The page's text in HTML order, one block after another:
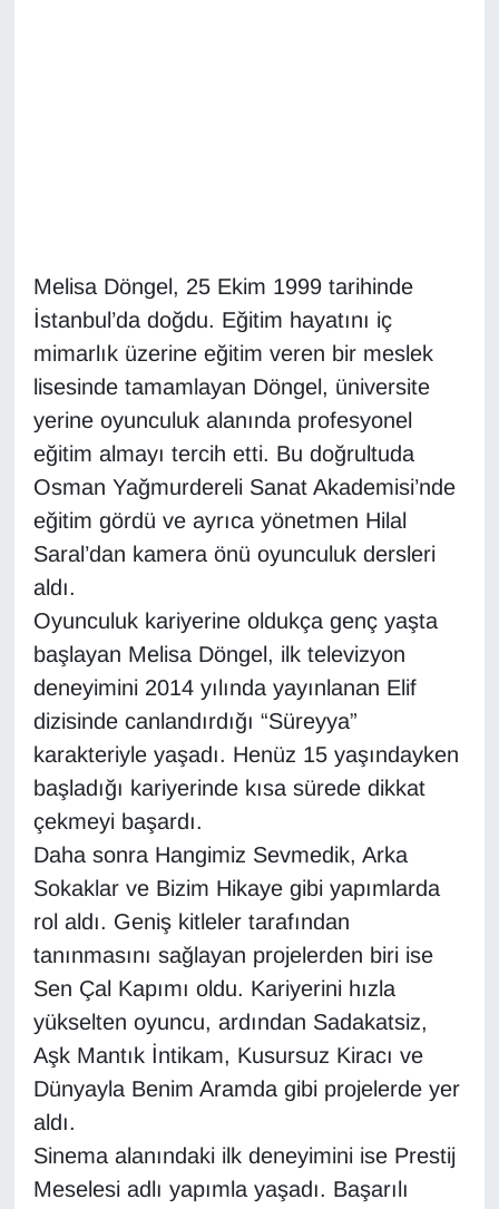
Melisa Döngel, 25 Ekim 1999 tarihinde
İstanbul’da doğdu. Eğitim hayatını iç
mimarlık üzerine eğitim veren bir meslek
lisesinde tamamlayan Döngel, üniversite
yerine oyunculuk alanında profesyonel
eğitim almayı tercih etti. Bu doğrultuda
Osman Yağmurdereli Sanat Akademisi’nde
eğitim gördü ve ayrıca yönetmen Hilal
Saral’dan kamera önü oyunculuk dersleri
aldı.
Oyunculuk kariyerine oldukça genç yaşta
başlayan Melisa Döngel, ilk televizyon
deneyimini 2014 yılında yayınlanan Elif
dizisinde canlandırdığı “Süreyya”
karakteriyle yaşadı. Henüz 15 yaşındayken
başladığı kariyerinde kısa sürede dikkat
çekmeyi başardı.
Daha sonra Hangimiz Sevmedik, Arka
Sokaklar ve Bizim Hikaye gibi yapımlarda
rol aldı. Geniş kitleler tarafından
tanınmasını sağlayan projelerden biri ise
Sen Çal Kapımı oldu. Kariyerini hızla
yükselten oyuncu, ardından Sadakatsiz,
Aşk Mantık İntikam, Kusursuz Kiracı ve
Dünyayla Benim Aramda gibi projelerde yer
aldı.
Sinema alanındaki ilk deneyimini ise Prestij
Meselesi adlı yapımla yaşadı. Başarılı
Emlak
En çok konuşulanlar
GENEL
Güncel
Gündem
Haber
HABERDE İNSAN
İngilizce
Kadın
Kamu Alımları
Kim Kimdir?
Kültür & Sanat
KURDÎ
MAGAZİN
MEDYA
ONE EKONOMİ